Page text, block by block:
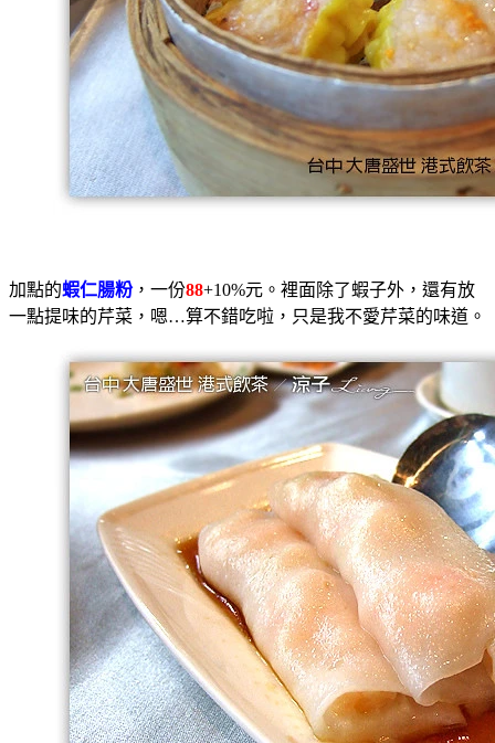
加點的蝦仁腸粉，一份88+10%元。裡面除了蝦子外，還有放
一點提味的芹菜，嗯…算不錯吃啦，只是我不愛芹菜的味道。